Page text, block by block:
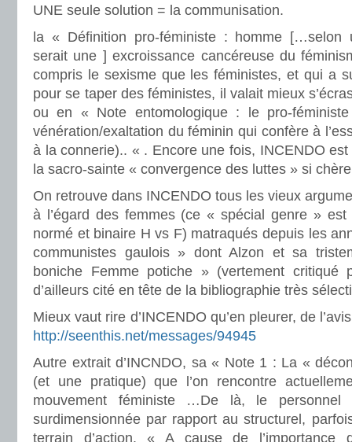
UNE seule solution = la communisation.
la « Définition pro-féministe : homme […selon
serait une ] excroissance cancéreuse du
compris le sexisme que les féministes, et qui a
pour se taper des féministes, il valait mieux
ou en « Note entomologique : le pro-
vénération/exaltation du féminin qui confère à
à la connerie).. « . Encore une fois, INCENDO est
la sacro-sainte « convergence des luttes » si
On retrouve dans INCENDO tous les vieux
à l’égard des femmes (ce « spécial genre »
normé et binaire H vs F) matraqués depuis les
communistes gaulois » dont Alzon et sa
boniche Femme potiche » (vertement
d’ailleurs cité en tête de la bibliographie très
Mieux vaut rire d’INCENDO qu’en pleurer, de
http://seenthis.net/messages/94945
Autre extrait d’INCNDO, sa « Note 1 : La «
(et une pratique) que l’on rencontre
mouvement féministe …De là, le personnel
surdimensionnée par rapport au structurel,
terrain d’action. « A cause de l’importance